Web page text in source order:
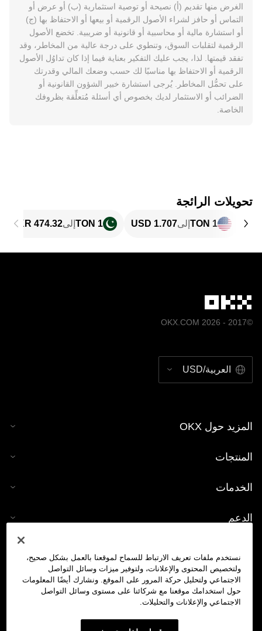
الغرض منها تقديم (أ) نصيحة أو توصية استثمارية (ب) أو عرض أو
التماس أو حافز لشراء الأصول الرقمية أو بيعها أو الاحتفاظ بها (ج)
أو استشارة مالية أو محاسبية أو قانونية أو ضريبية. تخضع الأصول
الرقمية لتقلبات السوق، وتنطوي على درجة عالية من المخاطر، وقد
تفقد قيمتها. لذا، يجب عليك التفكير بعناية فيما إذا كان تداوُل الأصول
الرقمية أو الاحتفاظ بها مناسبًا لك حسب وضعك المالي وقدرتك
على تحمُّل المخاطر. يُرجى استشارة خبير الشؤون القانونية أو
الضرائب أو الاستثمار لديك بخصوص أي أسئلة مُتعلِّقة بظروفك
الخاصة.
تحويلات الرائجة
1 TON إلى 1 TON إلى
©2017 - 2026 OKX.COM
العربية/USD
المزيد حول OKX
المنتجات
الخدمات
الدعم
حاسبة العملات الرقمية
تداول
نستخدم ملفات تعريف الارتباط للسماح لموقعنا بالعمل بشكل صحيح،
ولتخصيص المحتوى والإعلانات، ولتوفير ميزات وسائل التواصل
الاجتماعي ولتحليل حركة المرور على الموقع. ونشارك أيضًا المعلومات
حول استخدامك موقعنا مع شركائنا على مستوى وسائل التواصل
الاجتماعي والإعلانات والتحليلات.